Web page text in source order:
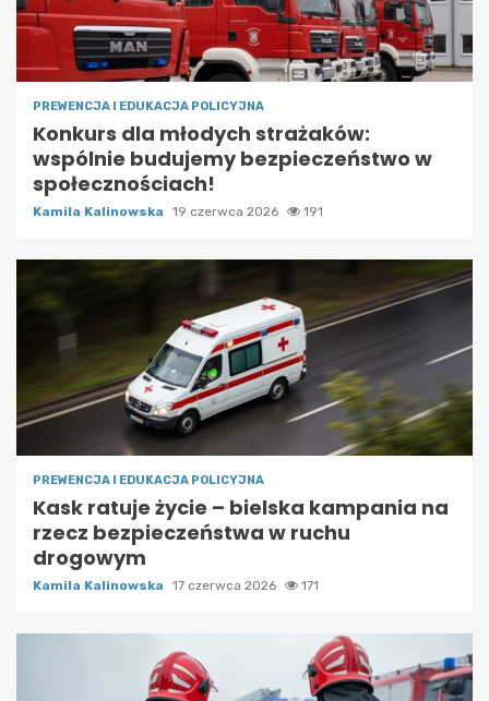
PREWENCJA I EDUKACJA POLICYJNA
Konkurs dla młodych strażaków:
wspólnie budujemy bezpieczeństwo w
społecznościach!
Kamila Kalinowska 19 czerwca 2026 191
PREWENCJA I EDUKACJA POLICYJNA
Kask ratuje życie – bielska kampania na
rzecz bezpieczeństwa w ruchu
drogowym
Kamila Kalinowska 17 czerwca 2026 171